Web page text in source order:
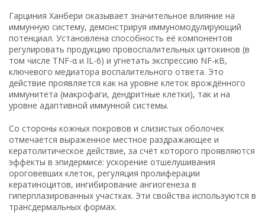
Гарциния Ханбери оказывает значительное влияние на
иммунную систему, демонстрируя иммуномодулирующий
потенциал. Установлена способность её компонентов
регулировать продукцию провоспалительных цитокинов (в
том числе TNF-α и IL-6) и угнетать экспрессию NF-κB,
ключевого медиатора воспалительного ответа. Это
действие проявляется как на уровне клеток врождённого
иммунитета (макрофаги, дендритные клетки), так и на
уровне адаптивной иммунной системы.
Со стороны кожных покровов и слизистых оболочек
отмечается выраженное местное раздражающее и
кератолитическое действие, за счёт которого проявляются
эффекты в эпидермисе: ускорение отшелушивания
ороговевших клеток, регуляция пролиферации
кератиноцитов, ингибирование ангиогенеза в
гиперплазированных участках. Эти свойства используются в
трансдермальных формах.